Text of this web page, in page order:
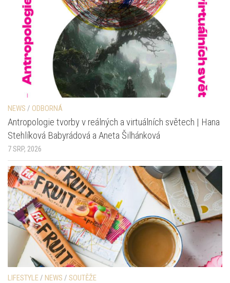
NEWS / ODBORNÁ
Antropologie tvorby v reálných a virtuálních světech | Hana
Stehlíková Babyrádová a Aneta Šilhánková
7 SRP, 2026
LIFESTYLE / NEWS / SOUTĚŽE